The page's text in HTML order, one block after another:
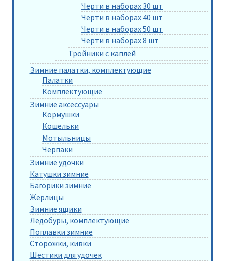
Черти в наборах 30 шт
Черти в наборах 40 шт
Черти в наборах 50 шт
Черти в наборах 8 шт
Тройники с каплей
Зимние палатки, комплектующие
Палатки
Комплектующие
Зимние аксессуары
Кормушки
Кошельки
Мотыльницы
Черпаки
Зимние удочки
Катушки зимние
Багорики зимние
Жерлицы
Зимние ящики
Ледобуры, комплектующие
Поплавки зимние
Сторожки, кивки
Шестики для удочек